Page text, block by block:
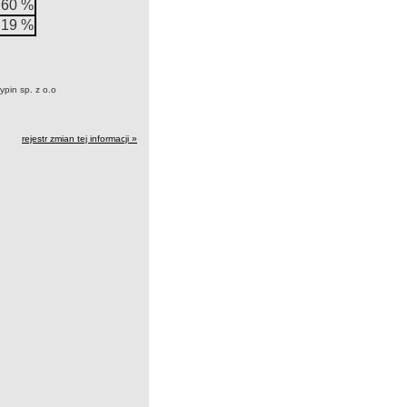
%
%
sp. z o.o
rejestr zmian tej informacji »